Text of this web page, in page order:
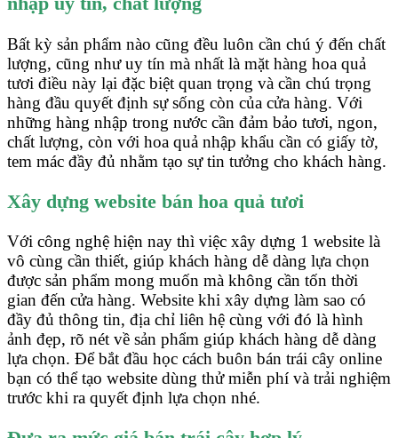
Bất kỳ sản phẩm nào cũng đều luôn cần chú ý đến chất
lượng, cũng như uy tín mà nhất là mặt hàng hoa quả
tươi điều này lại đặc biệt quan trọng và cần chú trọng
hàng đầu quyết định sự sống còn của cửa hàng. Với
những hàng nhập trong nước cần đảm bảo tươi, ngon,
chất lượng, còn với hoa quả nhập khẩu cần có giấy tờ,
tem mác đầy đủ nhằm tạo sự tin tưởng cho khách hàng.
Xây dựng website bán hoa quả tươi
Với công nghệ hiện nay thì việc xây dựng 1 website là
vô cùng cần thiết, giúp khách hàng dễ dàng lựa chọn
được sản phẩm mong muốn mà không cần tốn thời
gian đến cửa hàng. Website khi xây dựng làm sao có
đầy đủ thông tin, địa chỉ liên hệ cùng với đó là hình
ảnh đẹp, rõ nét về sản phẩm giúp khách hàng dễ dàng
lựa chọn. Để bắt đầu học cách buôn bán trái cây online
bạn có thể tạo website dùng thử miễn phí và trải nghiệm
trước khi ra quyết định lựa chọn nhé.